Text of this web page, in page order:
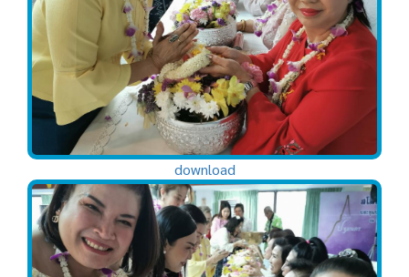
download